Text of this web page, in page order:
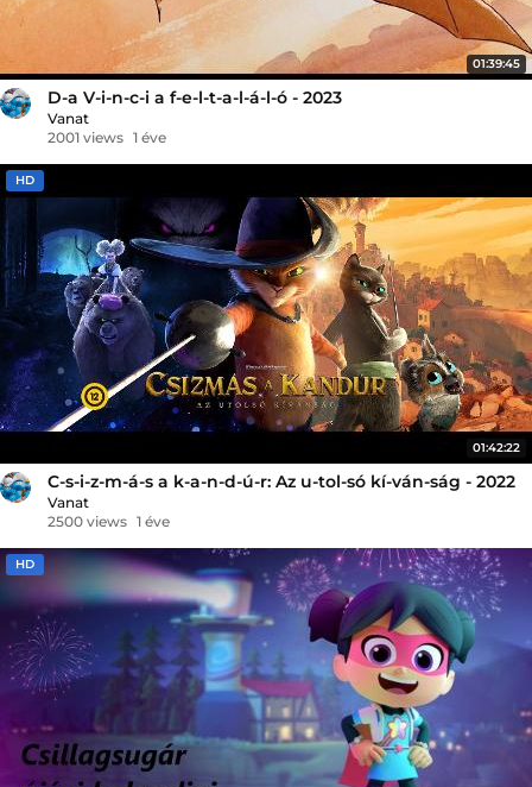
01:39:45
D-a V-i-n-c-i a f-e-l-t-a-l-á-l-ó - 2023
Vanat
2001 views 1 éve
HD
01:42:22
C-s-i-z-m-á-s a k-a-n-d-ú-r: Az u-tol-só kí-ván-ság - 2022
Vanat
2500 views 1 éve
HD